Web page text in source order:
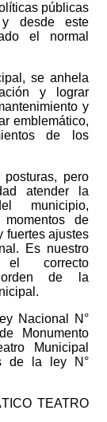
públicas
desde este
el normal
se anhela
y lograr
y
emblemático,
de los
pero
atender la
municipio,
de
fuertes ajustes
Es nuestro
correcto
de la
Nacional N°
Monumento
Municipal
de la ley N°
TEATRO